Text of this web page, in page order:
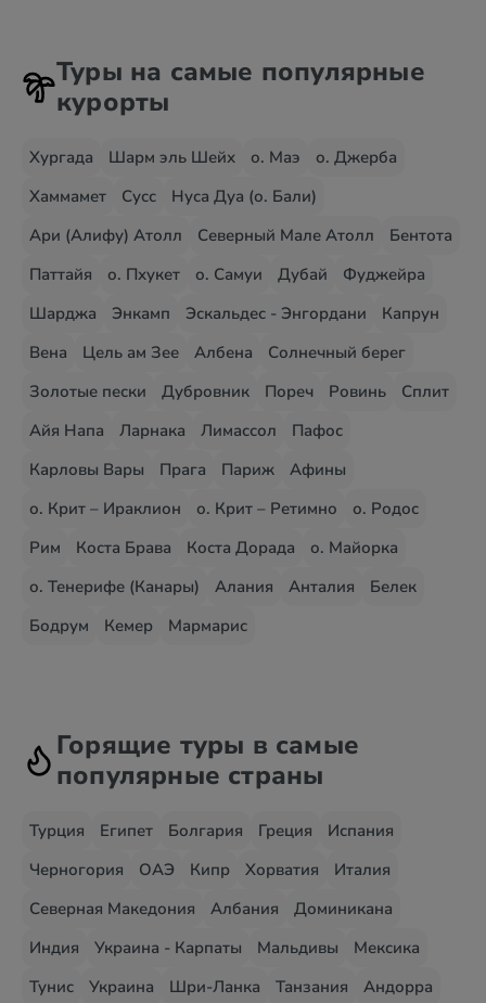
Туры на самые популярные
курорты
Хургада Шарм эль Шейх о. Маэ
о. Джерба
Хаммамет
Сусс
Нуса Дуа (о. Бали)
Ари (Алифу) Атолл
Северный Мале Атолл
Бентота
Паттайя
о. Пхукет о. Самуи Дубай
Фуджейра
Шарджа
Энкамп Эскальдес - Энгордани
Капрун
Вена
Цель ам Зее Албена
Солнечный берег
Золотые пески
Дубровник Пореч Ровинь
Сплит
Айя Напа
Ларнака Лимассол
Пафос
Карловы Вары
Прага Париж
Афины
о. Крит – Ираклион
о. Крит – Ретимно
о. Родос
Рим
Коста Брава Коста Дорада
о. Майорка
о. Тенерифе (Канары)
Алания Анталия
Белек
Бодрум
Кемер Мармарис
Горящие туры в самые
популярные страны
Турция Египет Болгария Греция
Испания
Черногория
ОАЭ Кипр Хорватия
Италия
Северная Македония
Албания
Доминикана
Индия
Украина - Карпаты Мальдивы
Мексика
Тунис
Украина Шри-Ланка Танзания
Андорра